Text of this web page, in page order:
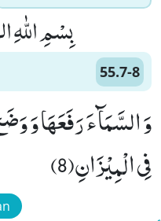
بِسْمِ
55.7-8
فِی الْمِیْزَانِ(8)